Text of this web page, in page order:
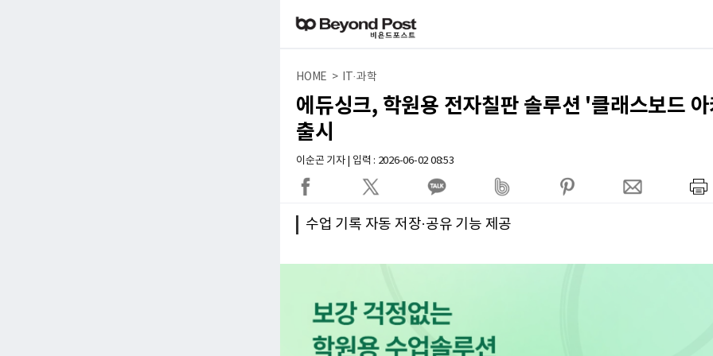
HOME > IT·과학
에듀싱크, 학원용 전자칠판 솔루션 '클래스보드
출시
이순곤 기자 | 입력 : 2026-06-02 08:53
수업 기록 자동 저장·공유 기능 제공